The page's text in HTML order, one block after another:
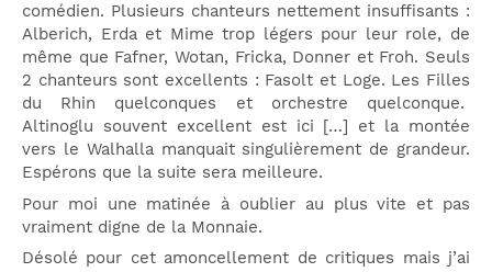
comédien. Plusieurs chanteurs nettement insuffisants :
Alberich, Erda et Mime trop légers pour leur role, de
même que Fafner, Wotan, Fricka, Donner et Froh. Seuls
2 chanteurs sont excellents : Fasolt et Loge. Les Filles
du Rhin quelconques et orchestre quelconque.
Altinoglu souvent excellent est ici […] et la montée
vers le Walhalla manquait singulièrement de grandeur.
Espérons que la suite sera meilleure.
Pour moi une matinée à oublier au plus vite et pas
vraiment digne de la Monnaie.
Désolé pour cet amoncellement de critiques mais j’ai